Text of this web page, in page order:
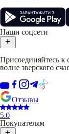
Наши соцсети
Присоединяйтесь к
волне зверского
Отзывы
5.0
Покупателям